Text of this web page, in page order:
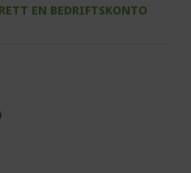
EN BEDRIFTSKONTO